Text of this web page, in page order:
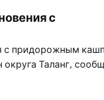
с
с придорожным
округа Таланг,
Кьяо, заместитель